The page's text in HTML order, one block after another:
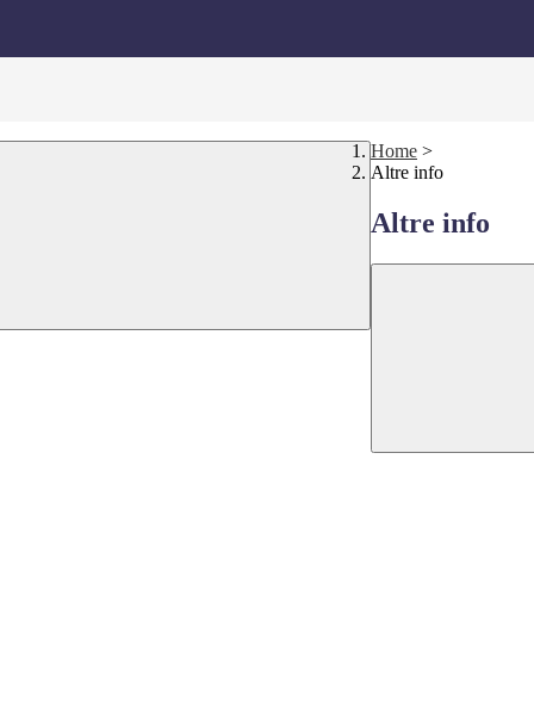
Home >
Altre info
Altre info